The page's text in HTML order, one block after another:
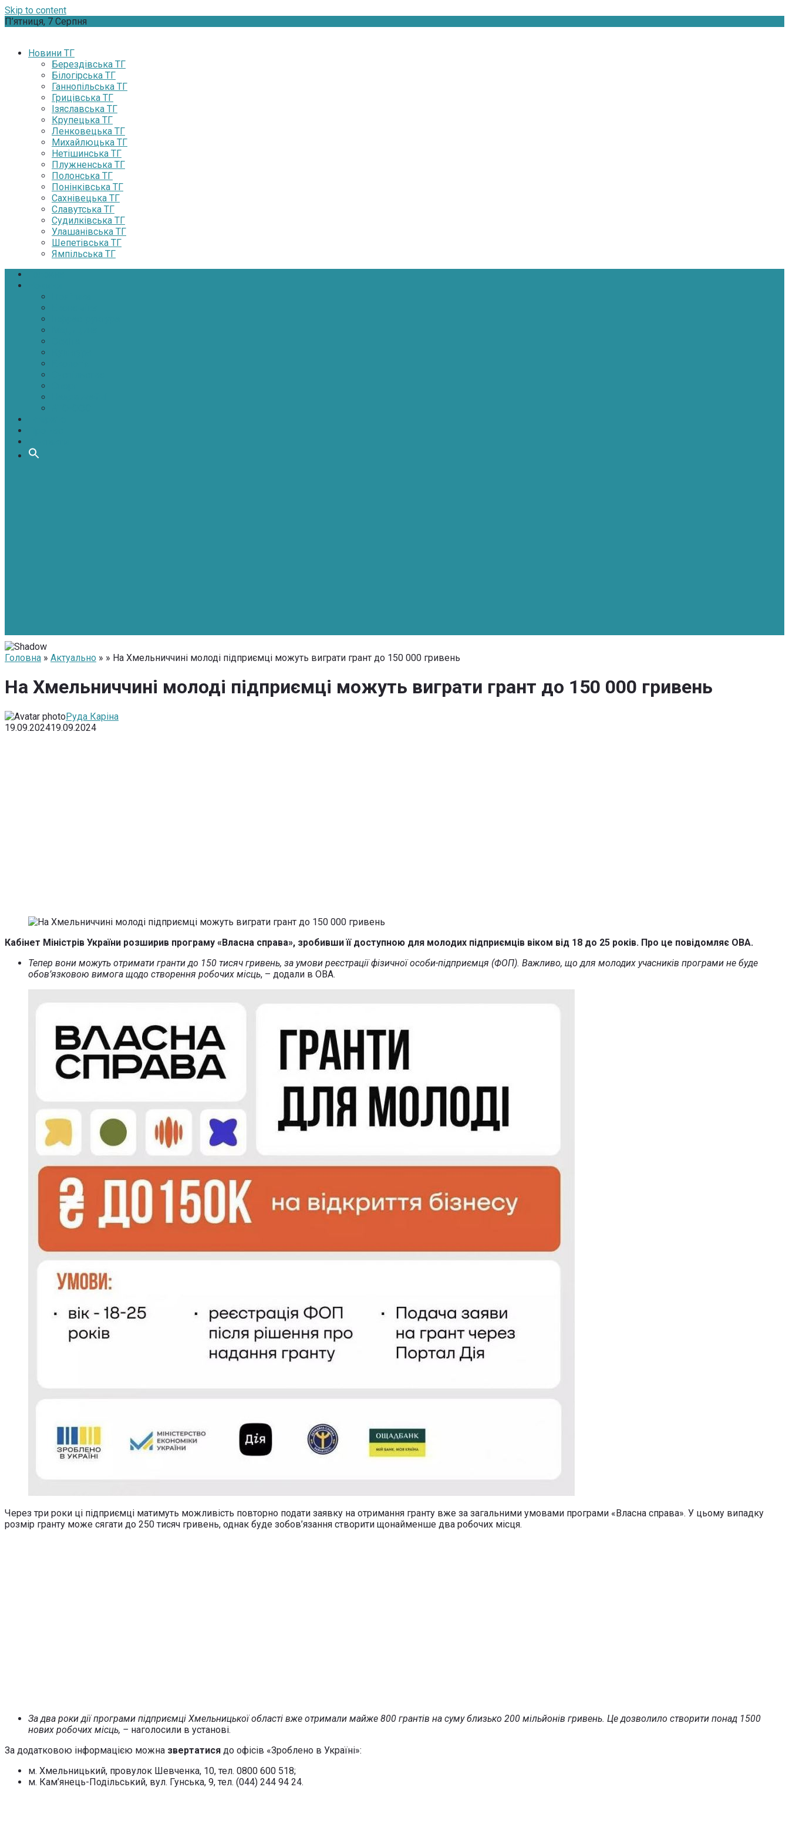
Skip to content
П’ятниця, 7 Серпня
Новини ТГ
Берездівська ТГ
Білогірська ТГ
Ганнопільська ТГ
Грицівська ТГ
Ізяславська ТГ
Крупецька ТГ
Ленковецька ТГ
Михайлюцька ТГ
Нетішинська ТГ
Плужненська ТГ
Полонська ТГ
Понінківська ТГ
Сахнівецька ТГ
Славутська ТГ
Судилківська ТГ
Улашанівська ТГ
Шепетівська ТГ
Ямпільська ТГ
Головна » Актуально » » На Хмельниччині молоді підприємці можуть виграти грант до 150 000 гривень
На Хмельниччині молоді підприємці можуть виграти грант до 150 000 гривень
Руда Каріна
19.09.202419.09.2024
Кабінет Міністрів України розширив програму «Власна справа», зробивши її доступною для молодих підприємців віком від 18 до 25 років. Про це повідомляє ОВА.
Тепер вони можуть отримати гранти до 150 тисяч гривень, за умови реєстрації фізичної особи-підприємця (ФОП). Важливо, що для молодих учасників програми не буде
обов’язковою вимога щодо створення робочих місць, – додали в ОВА.
Через три роки ці підприємці матимуть можливість повторно подати заявку на отримання гранту вже за загальними умовами програми «Власна справа». У цьому випадку
розмір гранту може сягати до 250 тисяч гривень, однак буде зобов’язання створити щонайменше два робочих місця.
За два роки дії програми підприємці Хмельницької області вже отримали майже 800 грантів на суму близько 200 мільйонів гривень. Це дозволило створити понад 1500
нових робочих місць, – наголосили в установі.
За додатковою інформацією можна звертатися до офісів «Зроблено в Україні»:
м. Хмельницький, провулок Шевченка, 10, тел. 0800 600 518;
м. Кам’янець-Подільський, вул. Гунська, 9, тел. (044) 244 94 24.